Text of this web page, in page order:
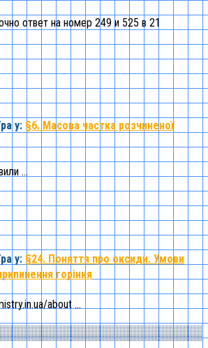
ответ на номер 249 и 525 в 21
у: §6. Масова частка розчиненої
...
у: §24. Поняття про оксиди. Умови
горіння
about ...